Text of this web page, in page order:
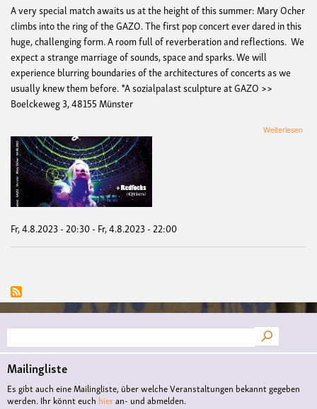
A very special match awaits us at the height of this summer: Mary Ocher
climbs into the ring of the GAZO. The first pop concert ever dared in this
huge, challenging form. A room full of reverberation and reflections. We
expect a strange marriage of sounds, space and sparks. We will
experience blurring boundaries of the architectures of concerts as we
usually knew them before. *A sozialpalast sculpture at GAZO >>
Boelckeweg 3, 48155 Münster
Weiterlesen
Fr, 4.8.2023 - 20:30- Fr, 4.8.2023 - 22:00
Suche
Mailingliste
Es gibt auch eine Mailingliste, über welche Veranstaltungen bekannt gegeben
werden. Ihr könnt euch hieran- und abmelden.